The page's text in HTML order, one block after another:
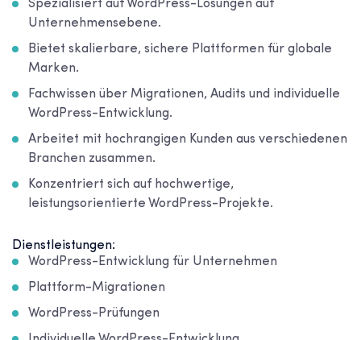
Spezialisiert auf WordPress-Lösungen auf
Unternehmensebene.
Bietet skalierbare, sichere Plattformen für globale
Marken.
Fachwissen über Migrationen, Audits und individuelle
WordPress-Entwicklung.
Arbeitet mit hochrangigen Kunden aus verschiedenen
Branchen zusammen.
Konzentriert sich auf hochwertige,
leistungsorientierte WordPress-Projekte.
Dienstleistungen:
WordPress-Entwicklung für Unternehmen
Plattform-Migrationen
WordPress-Prüfungen